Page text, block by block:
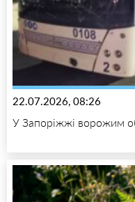
22.07.2026, 08:26
У Запоріжжі ворожим